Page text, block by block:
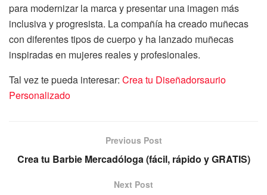
para modernizar la marca y presentar una imagen más
inclusiva y progresista. La compañía ha creado muñecas
con diferentes tipos de cuerpo y ha lanzado muñecas
inspiradas en mujeres reales y profesionales.
Tal vez te pueda interesar: Crea tu Diseñadorsaurio
Personalizado
Previous Post
Crea tu Barbie Mercadóloga (fácil, rápido y GRATIS)
Next Post